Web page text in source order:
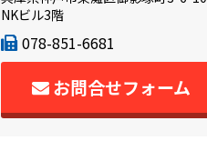
NKビル3階
078-851-6681
お問合せフォーム